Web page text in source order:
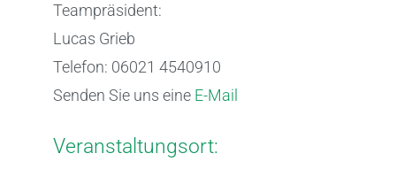
Teampräsident:
Lucas Grieb
Telefon: 06021 4540910
Senden Sie uns eine E-Mail
Veranstaltungsort: